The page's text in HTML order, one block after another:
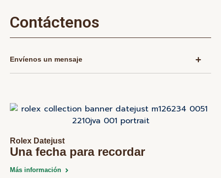
Contáctenos
Envíenos un mensaje
Rolex Datejust
Una fecha para recordar
Más información